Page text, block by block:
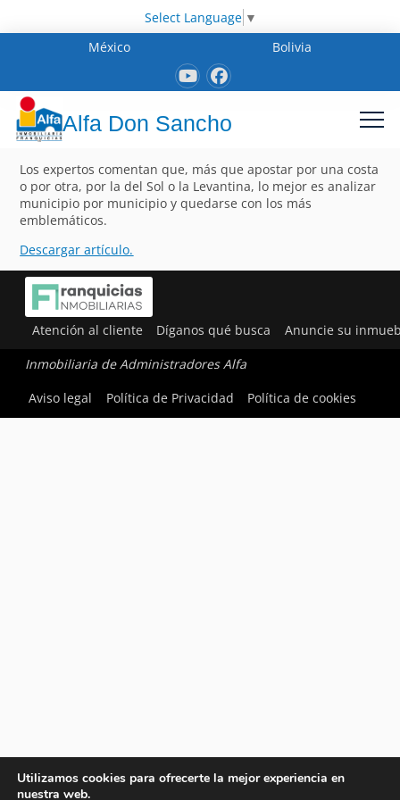
Select Language ▼
México
Bolivia
Alfa Don Sancho
Los expertos comentan que, más que apostar por una costa
o por otra, por la del Sol o la Levantina, lo mejor es analizar
municipio por municipio y quedarse con los más
emblemáticos.
Descargar artículo.
Atención al cliente Díganos qué busca Anuncie su
Inmobiliaria de Administradores Alfa
Aviso legal
Política de Privacidad Política de cookies
Utilizamos cookies para ofrecerte la mejor experiencia en
nuestra web.